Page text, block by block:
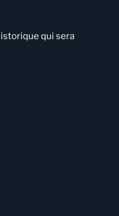
qui sera